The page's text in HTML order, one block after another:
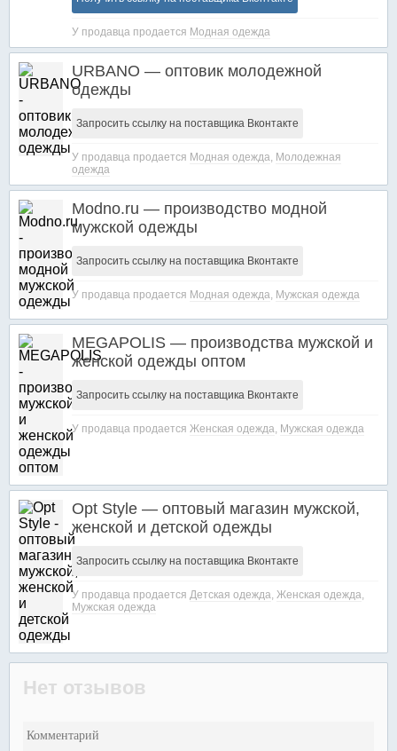
У продавца продается Модная одежда
URBANO — оптовик молодежной
одежды
Запросить ссылку на поставщика Вконтакте
У продавца продается Модная одежда, Молодежная
одежда
Modno.ru — производство модной
мужской одежды
Запросить ссылку на поставщика Вконтакте
У продавца продается Модная одежда, Мужская одежда
MEGAPOLIS — производства мужской и
женской одежды оптом
Запросить ссылку на поставщика Вконтакте
У продавца продается Женская одежда, Мужская одежда
Opt Style — оптовый магазин мужской,
женской и детской одежды
Запросить ссылку на поставщика Вконтакте
У продавца продается Детская одежда, Женская одежда,
Мужская одежда
Нет отзывов